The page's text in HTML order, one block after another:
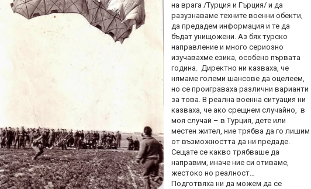
на врага /Турция и Гърция/ и да
разузнаваме техните военни обекти,
да предадем информация и те да
бъдат унищожени. Аз бях турско
направление и много сериозно
изучавахме езика, особено първата
година. Директно ни казваха, че
нямаме големи шансове да оцелеем,
но се проиграваха различни варианти
за това. В реална военна ситуация ни
казваха, че ако срещнем случайно, в
моя случай – в Турция, дете или
местен жител, ние трябва да го лишим
от възможността да ни предаде.
Сещате се какво трябваше да
направим, иначе ние си отиваме,
жестоко но реалност…
Подготвяха ни да можем да се